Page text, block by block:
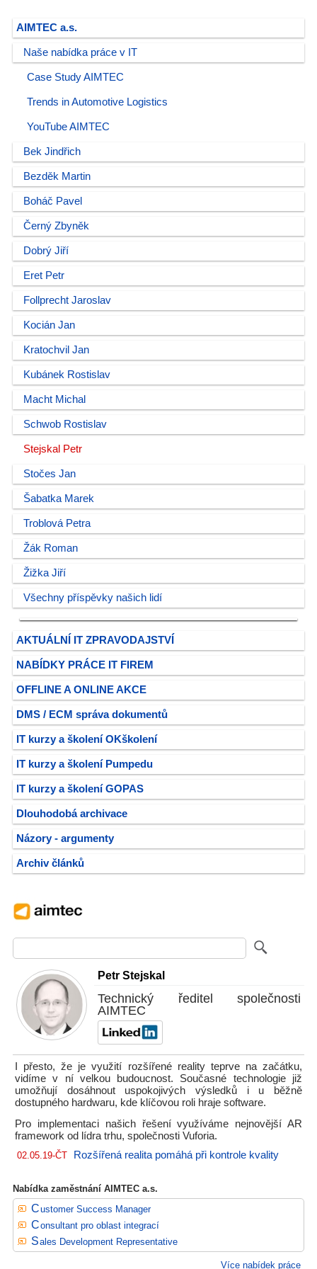
AIMTEC a.s.
Naše nabídka práce v IT
Case Study AIMTEC
Trends in Automotive Logistics
YouTube AIMTEC
Bek Jindřich
Bezděk Martin
Boháč Pavel
Černý Zbyněk
Dobrý Jiří
Eret Petr
Follprecht Jaroslav
Kocián Jan
Kratochvil Jan
Kubánek Rostislav
Macht Michal
Schwob Rostislav
Stejskal Petr
Stočes Jan
Šabatka Marek
Troblová Petra
Žák Roman
Žižka Jiří
Všechny příspěvky našich lidí
AKTUÁLNÍ IT ZPRAVODAJSTVÍ
NABÍDKY PRÁCE IT FIREM
OFFLINE A ONLINE AKCE
DMS / ECM správa dokumentů
IT kurzy a školení OKškolení
IT kurzy a školení Pumpedu
IT kurzy a školení GOPAS
Dlouhodobá archivace
Názory - argumenty
Archiv článků
Petr Stejskal
Technický ředitel společnosti
AIMTEC
I přesto, že je využití rozšířené reality teprve na začátku,
vidíme v ní velkou budoucnost. Současné technologie již
umožňují dosáhnout uspokojivých výsledků i u běžně
dostupného hardwaru, kde klíčovou roli hraje software.
Pro implementaci našich řešení využíváme nejnovější AR
framework od lídra trhu, společnosti Vuforia.
02.05.19-ČT Rozšířená realita pomáhá při kontrole kvality
Nabídka zaměstnání AIMTEC a.s.
Customer Success Manager
Consultant pro oblast integrací
Sales Development Representative
Více nabídek práce